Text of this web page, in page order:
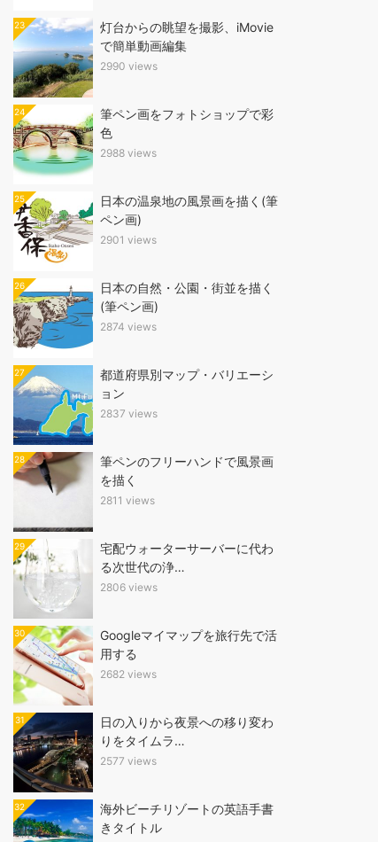
23
灯台からの眺望を撮影、iMovie
で簡単動画編集
2990 views
24
筆ペン画をフォトショップで彩
色
2988 views
25
日本の温泉地の風景画を描く(筆
ペン画)
2901 views
26
日本の自然・公園・街並を描く
(筆ペン画)
2874 views
27
都道府県別マップ・バリエーシ
ョン
2837 views
28
筆ペンのフリーハンドで風景画
を描く
2811 views
29
宅配ウォーターサーバーに代わ
る次世代の浄…
2806 views
30
Googleマイマップを旅行先で活
用する
2682 views
31
日の入りから夜景への移り変わ
りをタイムラ…
2577 views
32
海外ビーチリゾートの英語手書
きタイトル